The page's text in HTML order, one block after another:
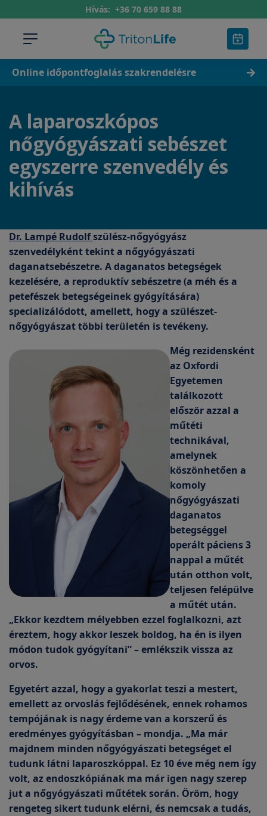
Hívás: +36 70 659 88 88
Online időpontfoglalás szakrendelésre
A laparoszkópos
nőgyógyászati sebészet
egyszerre szenvedély és
kihívás
Dr. Lampé Rudolfszülész-nőgyógyász
szenvedélyként tekint a nőgyógyászati
daganatsebészetre. A daganatos betegségek
kezelésére, a reproduktív sebészetre (a méh és a
petefészek betegségeinek gyógyítására)
specializálódott, amellett, hogy a szülészet-
nőgyógyászat többi területén is tevékeny.
Még rezidensként
az Oxfordi
Egyetemen
találkozott
először azzal a
műtéti
technikával,
amelynek
köszönhetően a
komoly
nőgyógyászati
daganatos
betegséggel
operált páciens 3
nappal a műtét
után otthon volt,
teljesen felépülve
a műtét után.
„Ekkor kezdtem mélyebben ezzel foglalkozni, azt
éreztem, hogy akkor leszek boldog, ha én is ilyen
módon tudok gyógyítani” – emlékszik vissza az
orvos.
Egyetért azzal, hogy a gyakorlat teszi a mestert,
emellett az orvoslás fejlődésének, ennek rohamos
tempójának is nagy érdeme van a korszerű és
eredményes gyógyításban – mondja. „Ma már
majdnem minden nőgyógyászati betegséget el
tudunk látni laparoszkóppal. Ez 10 éve még nem így
volt, az endoszkópiának ma már igen nagy szerep
jut a nőgyógyászati műtétek során. Öröm, hogy
rengeteg sikert tudunk elérni, és nemcsak a tudás,